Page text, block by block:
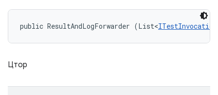
public ResultAndLogForwarder (List<
Цтор